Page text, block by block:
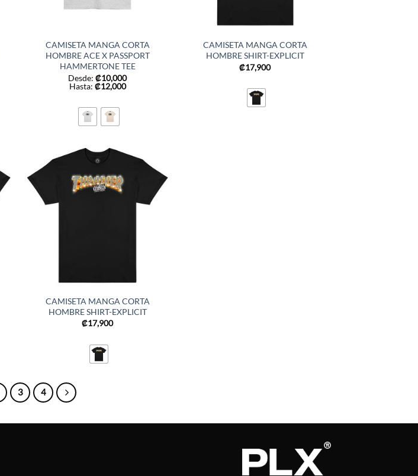
CAMISETA MANGA CORTA
HOMBRE ACE X PASSPORT
HAMMERTONE TEE
Desde:₡10,000
Hasta: ₡12,000
CAMISETA MANGA CORTA
HOMBRE SHIRT-EXPLICIT
₡17,900
CAMISETA MANGA CORTA
HOMBRE SHIRT-EXPLICIT
₡17,900
3 4